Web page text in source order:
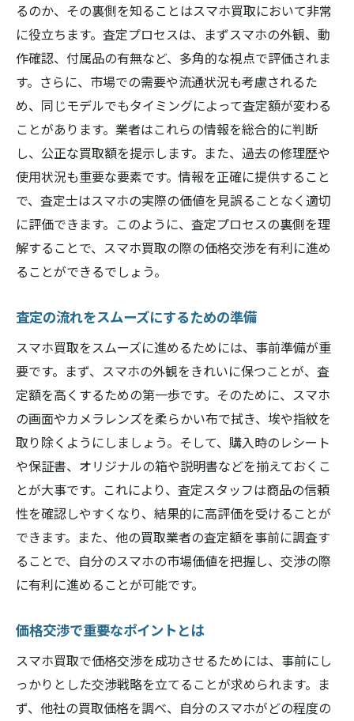
るのか、その裏側を知ることはスマホ買取において非常
に役立ちます。査定プロセスは、まずスマホの外観、動
作確認、付属品の有無など、多角的な視点で評価されま
す。さらに、市場での需要や流通状況も考慮されるた
め、同じモデルでもタイミングによって査定額が変わる
ことがあります。業者はこれらの情報を総合的に判断
し、公正な買取額を提示します。また、過去の修理歴や
使用状況も重要な要素です。情報を正確に提供すること
で、査定士はスマホの実際の価値を見誤ることなく適切
に評価できます。このように、査定プロセスの裏側を理
解することで、スマホ買取の際の価格交渉を有利に進め
ることができるでしょう。
査定の流れをスムーズにするための準備
スマホ買取をスムーズに進めるためには、事前準備が重
要です。まず、スマホの外観をきれいに保つことが、査
定額を高くするための第一歩です。そのために、スマホ
の画面やカメラレンズを柔らかい布で拭き、埃や指紋を
取り除くようにしましょう。そして、購入時のレシート
や保証書、オリジナルの箱や説明書などを揃えておくこ
とが大事です。これにより、査定スタッフは商品の信頼
性を確認しやすくなり、結果的に高評価を受けることが
できます。また、他の買取業者の査定額を事前に調査す
ることで、自分のスマホの市場価値を把握し、交渉の際
に有利に進めることが可能です。
価格交渉で重要なポイントとは
スマホ買取で価格交渉を成功させるためには、事前にし
っかりとした交渉戦略を立てることが求められます。ま
ず、他社の買取価格を調べ、自分のスマホがどの程度の